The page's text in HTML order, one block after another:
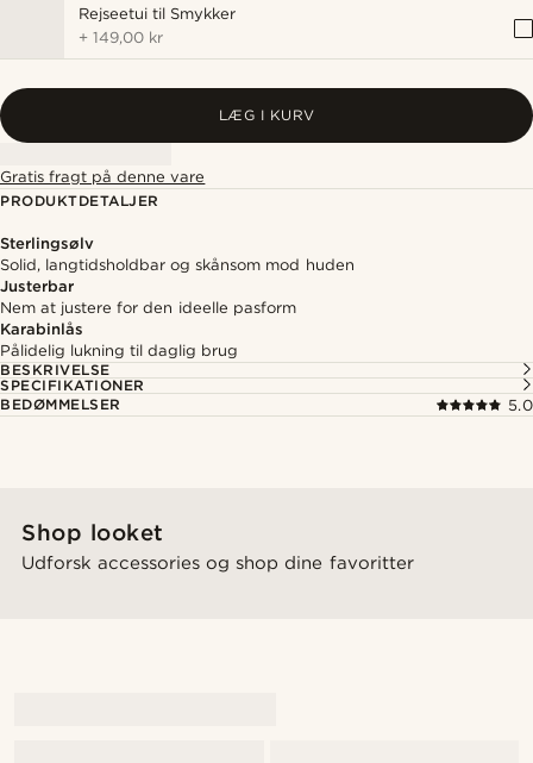
Rejseetui til Smykker
+149,00 kr
LÆG I KURV
Gratis fragt på denne vare
PRODUKTDETALJER
Sterlingsølv
Solid, langtidsholdbar og skånsom mod huden
Justerbar
Nem at justere for den ideelle pasform
Karabinlås
Pålidelig lukning til daglig brug
BESKRIVELSE
SPECIFIKATIONER
BEDØMMELSER
5.0
Shop looket
Udforsk accessories og shop dine favoritter